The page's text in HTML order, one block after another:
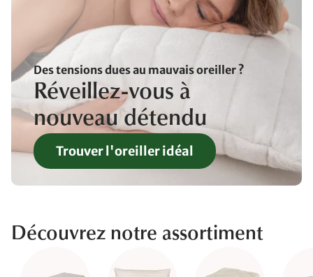
Des tensions dues au mauvais oreiller ?
Réveillez-vous à
nouveau détendu
Trouver l'oreiller idéal
Découvrez notre assortiment